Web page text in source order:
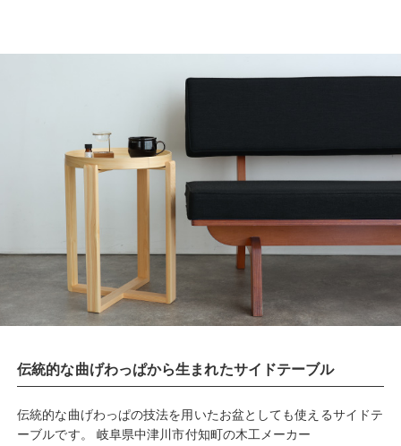
伝統的な曲げわっぱから生まれたサイドテーブル
伝統的な曲げわっぱの技法を用いたお盆としても使えるサイドテ
ーブルです。 岐阜県中津川市付知町の木工メーカー